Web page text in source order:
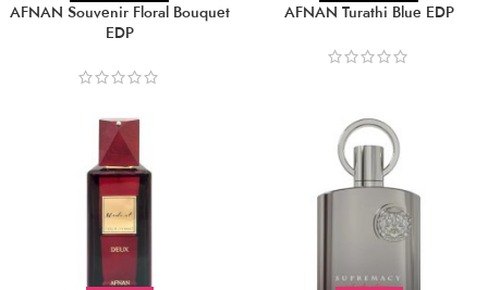
AFNAN Souvenir Floral Bouquet
EDP
AFNAN Turathi Blue EDP